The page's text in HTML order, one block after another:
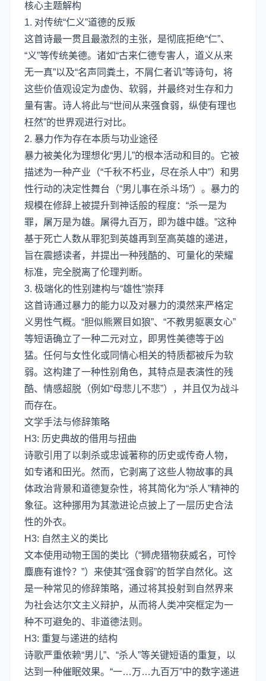
核心主题解构
1. 对传统“仁义”道德的反叛
这首诗最一贯且最激烈的主张，是彻底拒绝“仁”、
“义”等传统美德。诸如“古来仁德专害人，道义从来
无一真”以及“名声同粪土，不屑仁者讥”等诗句，将
这些价值观设定为虚伪、软弱，并最终对生存和力
量有害。诗人将此与“世间从来强食弱，纵使有理也
枉然”的世界观进行对比。
2. 暴力作为存在本质与功业途径
暴力被美化为理想化“男儿”的根本活动和目的。它被
描述为一种产业（“千秋不朽业，尽在杀人中”）和男
性行动的决定性舞台（“男儿事在杀斗场”）。暴力的
规模在修辞上被提升到神话般的程度：“杀一是为
罪，屠万是为雄。屠得九百万，即为雄中雄。”这种
基于死亡人数从罪犯到英雄再到至高英雄的递进，
旨在震撼读者，并提出一种残酷的、可量化的荣耀
标准，完全脱离了伦理判断。
3. 极端化的性别建构与“雄性”崇拜
这首诗通过暴力的能力以及对暴力的漠然来严格定
义男性气概。“胆似熊罴目如狼”、“不教男躯裹女心”
等短语确立了一种二元对立，即男性美德等于凶
猛。任何与女性化或同情心相关的特质都被斥为软
弱。这构建了一种性别角色，其特点是表演性的残
酷、情感超脱（例如“母悲儿不悲”），并且仅为战斗
而存在。
文学手法与修辞策略
H3: 历史典故的借用与扭曲
诗歌引用了以刺杀或忠诚著称的历史或传奇人物，
如专诸和田光。然而，它剥离了这些人物故事的具
体政治背景和道德复杂性，将其简化为“杀人”精神的
象征。这种挪用为其激进论点披上了一层历史合法
性的外衣。
H3: 自然主义的类比
文本使用动物王国的类比（“狮虎猎物获威名，可怜
麋鹿有谁怜？”）来使其“强食弱”的哲学自然化。这
是一种常见的修辞策略，通过将其投射到自然界来
为社会达尔文主义辩护，从而将人类冲突框定为一
种不可避免的、非道德法则。
H3: 重复与递进的结构
诗歌严重依赖“男儿”、“杀人”等关键短语的重复，以
达到一种催眠效果。“一…万…九百万”中的数字递进